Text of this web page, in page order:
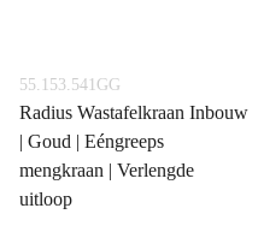
55.153.541GG
Radius Wastafelkraan Inbouw
| Goud | Eéngreeps
mengkraan | Verlengde
uitloop